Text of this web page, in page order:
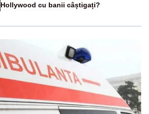
Hollywood cu banii câștigați?